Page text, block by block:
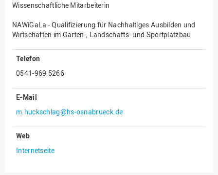
Institut für Musik
IT Service Center
Kommunikation und
Marketing
LearningCenter
Personalentwicklung
Personalrat
Wissenschaftliche Mitarbeiterin
NAWiGaLa - Qualifizierung für Nachhaltiges Ausbilden und
Wirtschaften im Garten-, Landschafts- und Sportplatzbau
Telefon
0541-969 5266
E-Mail
m.huckschlag@hs-osnabrueck.de
Web
Internetseite